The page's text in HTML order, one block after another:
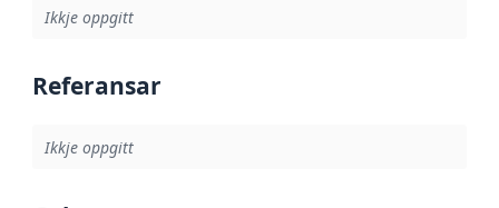
Ikkje oppgitt
Referansar
Ikkje oppgitt